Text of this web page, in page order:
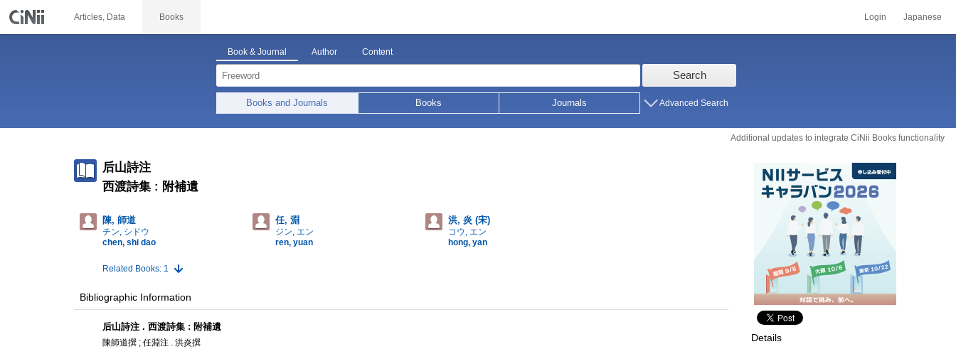
Articles, Data Books Login Japanese
Book & Journal Author Content
Search
Books and Journals Books Journals Advanced Search
Additional updates to integrate CiNii Books functionality
后山詩注
西渡詩集 : 附補遺
陳, 師道
チン, シドウ
chen, shi dao
任, 淵
ジン, エン
ren, yuan
洪, 炎 (宋)
コウ, エン
hong, yan
Related Books: 1
Bibliographic Information
后山詩注 . 西渡詩集 : 附補遺
陳師道撰 ; 任淵注 . 洪炎撰
Details